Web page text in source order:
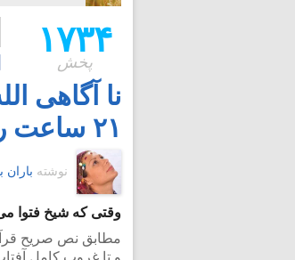
۱۷۳۴
پخش
۲۱ ساعت روزه روبرو می کند.
نوشته باران
وقتی که شیخ فتوا
مطابق نص صریح
و تا غروب کامل